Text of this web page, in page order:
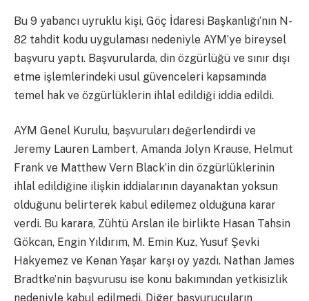
Bu 9 yabancı uyruklu kişi, Göç İdaresi Başkanlığı’nın N-
82 tahdit kodu uygulaması nedeniyle AYM’ye bireysel
başvuru yaptı. Başvurularda, din özgürlüğü ve sınır dışı
etme işlemlerindeki usul güvenceleri kapsamında
temel hak ve özgürlüklerin ihlal edildiği iddia edildi.
AYM Genel Kurulu, başvuruları değerlendirdi ve
Jeremy Lauren Lambert, Amanda Jolyn Krause, Helmut
Frank ve Matthew Vern Black’in din özgürlüklerinin
ihlal edildiğine ilişkin iddialarının dayanaktan yoksun
olduğunu belirterek kabul edilemez olduğuna karar
verdi. Bu karara, Zühtü Arslan ile birlikte Hasan Tahsin
Gökcan, Engin Yıldırım, M. Emin Kuz, Yusuf Şevki
Hakyemez ve Kenan Yaşar karşı oy yazdı. Nathan James
Bradtke’nin başvurusu ise konu bakımından yetkisizlik
nedeniyle kabul edilmedi. Diğer başvurucuların